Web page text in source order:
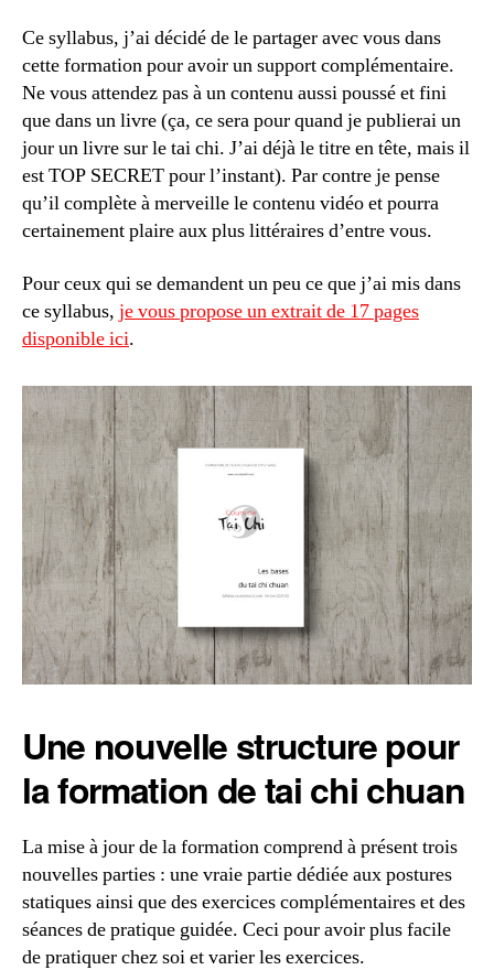
Ce syllabus, j’ai décidé de le partager avec vous dans
cette formation pour avoir un support complémentaire.
Ne vous attendez pas à un contenu aussi poussé et fini
que dans un livre (ça, ce sera pour quand je publierai un
jour un livre sur le tai chi. J’ai déjà le titre en tête, mais il
est TOP SECRET pour l’instant). Par contre je pense
qu’il complète à merveille le contenu vidéo et pourra
certainement plaire aux plus littéraires d’entre vous.
Pour ceux qui se demandent un peu ce que j’ai mis dans
ce syllabus, je vous propose un extrait de 17 pages
disponible ici.
Une nouvelle structure pour
la formation de tai chi chuan
La mise à jour de la formation comprend à présent trois
nouvelles parties : une vraie partie dédiée aux postures
statiques ainsi que des exercices complémentaires et des
séances de pratique guidée. Ceci pour avoir plus facile
de pratiquer chez soi et varier les exercices.